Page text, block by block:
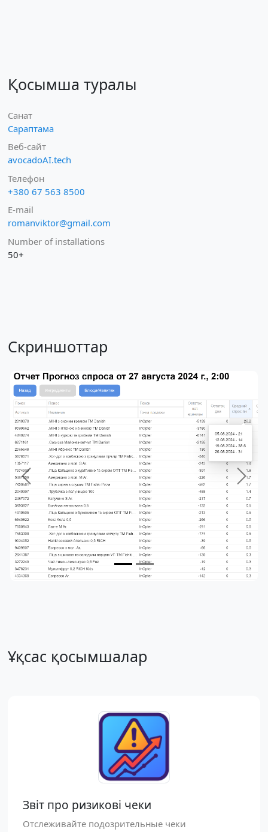
Қосымша туралы
Санат
Сараптама
Веб-сайт
avocadoAI.tech
Телефон
+380 67 563 8500
E-mail
romanviktor@gmail.com
Number of installations
50+
Скриншоттар
Previous Next
Ұқсас қосымшалар
Звіт про ризикові чеки
Отслеживайте подозрительные чеки